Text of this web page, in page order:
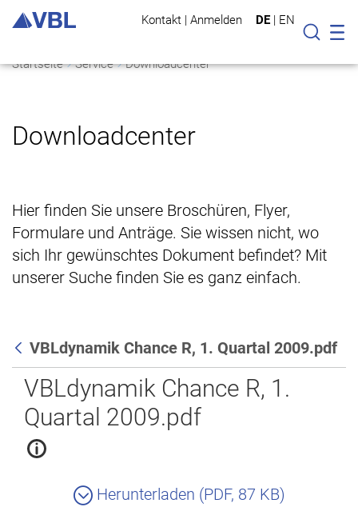
Kontakt | Anmelden DE | EN
Suche
Startseite Service Downloadcenter
Downloadcenter
Hier finden Sie unsere Broschüren, Flyer,
Formulare und Anträge. Sie wissen nicht, wo
sich Ihr gewünschtes Dokument befindet? Mit
unserer Suche finden Sie es ganz einfach.
Zurück
VBLdynamik Chance R, 1. Quartal 2009.pdf
VBLdynamik Chance R, 1.
Quartal 2009.pdf
Herunterladen (PDF, 87 KB)